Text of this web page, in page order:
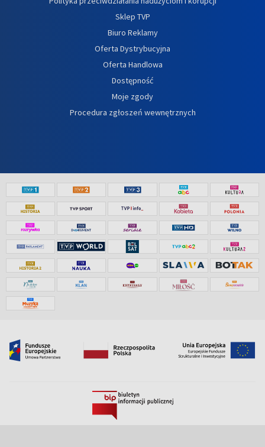
Sklep TVP
Biuro Reklamy
Oferta Dystrybucyjna
Oferta Handlowa
Dostępność
Moje zgody
Procedura zgłoszeń wewnętrznych